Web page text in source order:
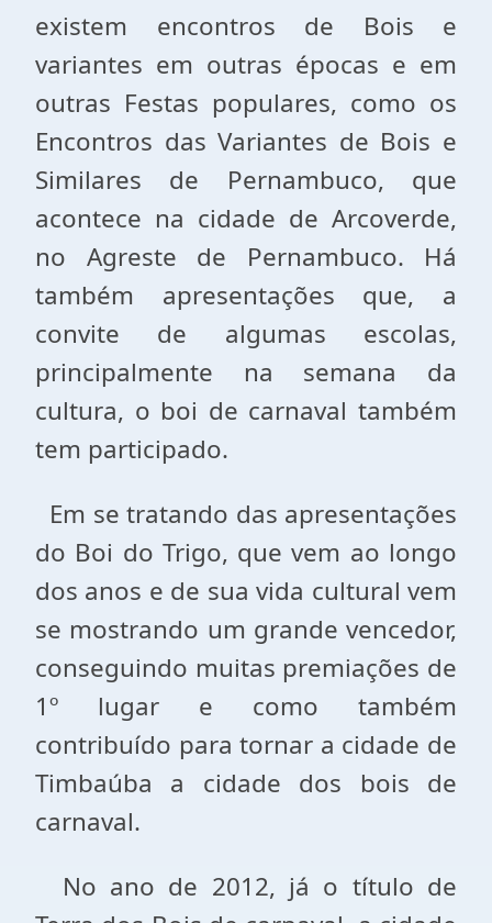
existem encontros de Bois e
variantes em outras épocas e em
outras Festas populares, como os
Encontros das Variantes de Bois e
Similares de Pernambuco, que
acontece na cidade de Arcoverde,
no Agreste de Pernambuco. Há
também apresentações que, a
convite de algumas escolas,
principalmente na semana da
cultura, o boi de carnaval também
tem participado.
Em se tratando das apresentações
do Boi do Trigo, que vem ao longo
dos anos e de sua vida cultural vem
se mostrando um grande vencedor,
conseguindo muitas premiações de
1º lugar e como também
contribuído para tornar a cidade de
Timbaúba a cidade dos bois de
carnaval.
No ano de 2012, já o título de